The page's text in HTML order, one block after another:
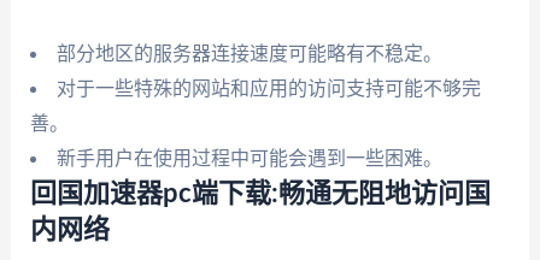
部分地区的服务器连接速度可能略有不稳定。
对于一些特殊的网站和应用的访问支持可能不够完
善。
新手用户在使用过程中可能会遇到一些困难。
回国加速器pc端下载:畅通无阻地访问国
内网络